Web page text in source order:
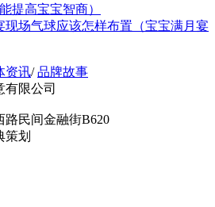
提高宝宝智商）
现场气球应该怎样布置（宝宝满月宴
资讯/ 品牌故事
有限公司
路民间金融街B620
策划